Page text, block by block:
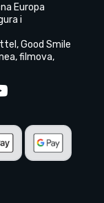
Europa
i
Good Smile
filmova,